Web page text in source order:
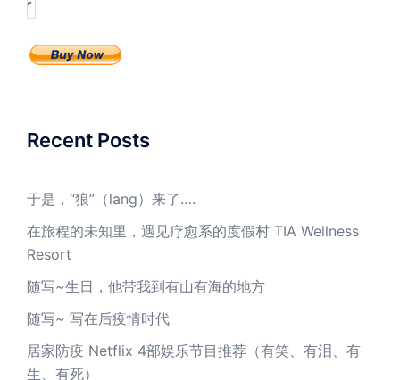
Recent Posts
于是，“狼”（lang）来了….
在旅程的未知里，遇见疗愈系的度假村 TIA Wellness
Resort
随写~生日，他带我到有山有海的地方
随写~ 写在后疫情时代
居家防疫 Netflix 4部娱乐节目推荐（有笑、有泪、有
生、有死）